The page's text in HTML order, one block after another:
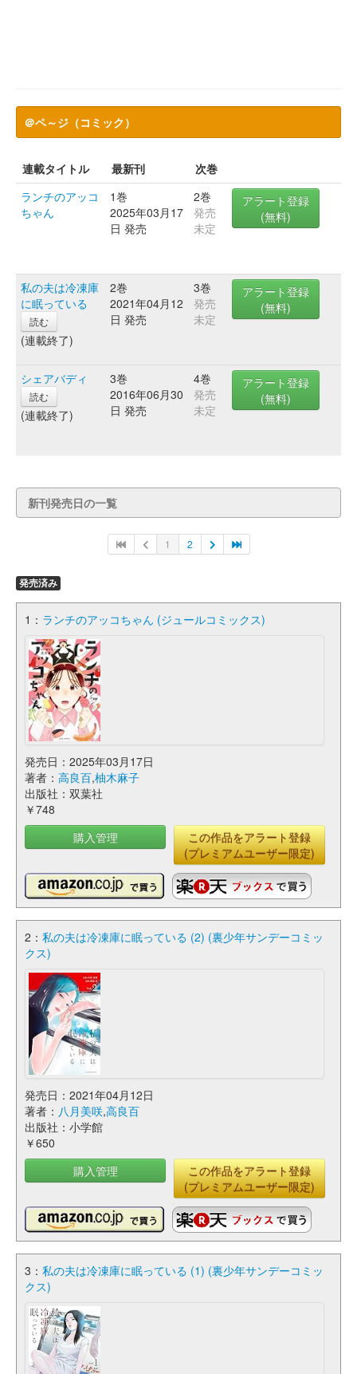
＠ペ～ジ（コミック）
連載タイトル 最新刊
次巻
ランチのアッコ
ちゃん
1巻
2025年03月17
日 発売
2巻
発売
未定
アラート登録
(無料)
私の夫は冷凍庫
に眠っている
読む
(連載終了)
2巻
2021年04月12
日 発売
3巻
発売
未定
アラート登録
(無料)
シェアバディ
読む
(連載終了)
3巻
2016年06月30
日 発売
4巻
発売
未定
アラート登録
(無料)
新刊発売日の一覧
1 2
発売済み
1： ランチのアッコちゃん (ジュールコミックス)
発売日：2025年03月17日
著者： 高良百,柚木麻子
出版社：双葉社
￥748
購入管理
この作品をアラート登録
(プレミアムユーザー限定)
2： 私の夫は冷凍庫に眠っている (2) (裏少年サンデーコミッ
クス)
発売日：2021年04月12日
著者： 八月美咲,高良百
出版社：小学館
￥650
購入管理
この作品をアラート登録
(プレミアムユーザー限定)
3： 私の夫は冷凍庫に眠っている (1) (裏少年サンデーコミッ
クス)